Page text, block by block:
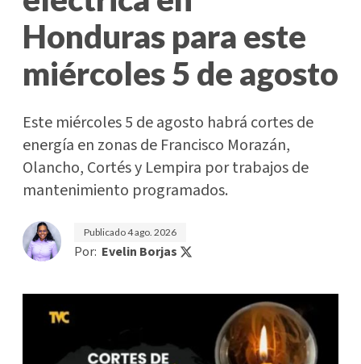
Honduras para este
miércoles 5 de agosto
Este miércoles 5 de agosto habrá cortes de
energía en zonas de Francisco Morazán,
Olancho, Cortés y Lempira por trabajos de
mantenimiento programados.
Publicado4 ago. 2026
Por: Evelin Borjas